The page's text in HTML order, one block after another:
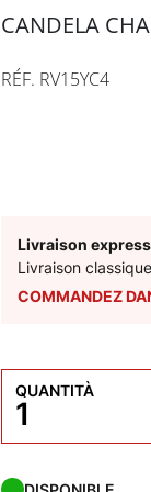
CANDELA
RÉF. RV15YC4
Livraison express
Livraison classique
COMMANDEZ
QUANTITÀ